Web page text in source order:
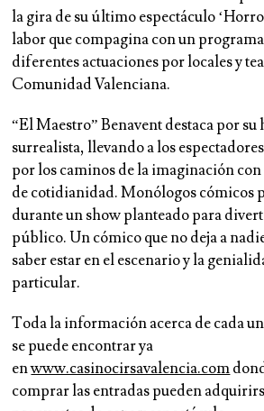
la gira de su último espectáculo
labor que compagina con un
diferentes actuaciones por locales y
Comunidad Valenciana.
“El Maestro” Benavent destaca por
surrealista, llevando a los
por los caminos de la imaginación
de cotidianidad. Monólogos cómicos
durante un show planteado para
público. Un cómico que no deja a
saber estar en el escenario y la
particular.
Toda la información acerca de cada
se puede encontrar ya
enwww.casinocirsavalencia.com
comprar las entradas pueden